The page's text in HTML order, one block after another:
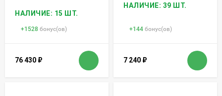
НАЛИЧИЕ: 15 ШТ.
+1528 бонус(ов)
76 430 ₽
НАЛИЧИЕ: 39 ШТ.
+144 бонус(ов)
7 240 ₽